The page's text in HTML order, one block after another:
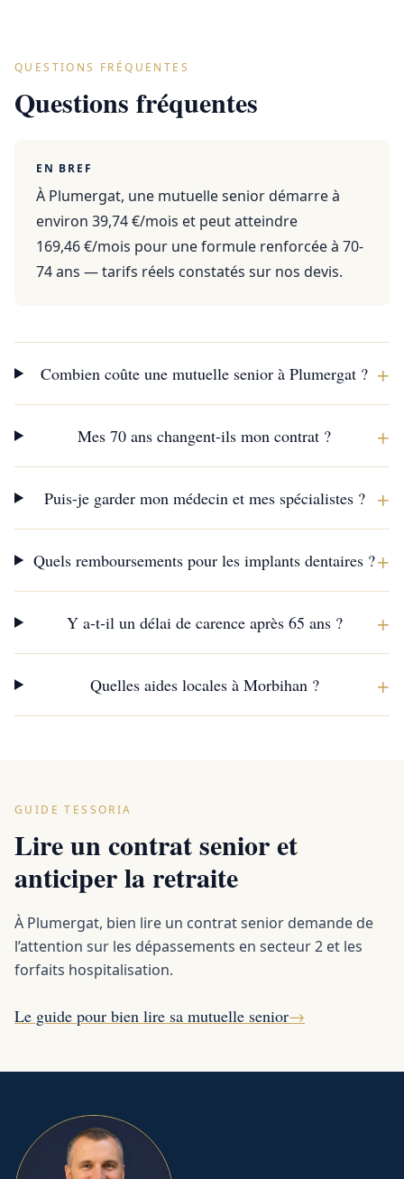
QUESTIONS FRÉQUENTES
Questions fréquentes
EN BREF
À Plumergat, une mutuelle senior démarre à
environ 39,74 €/mois et peut atteindre
169,46 €/mois pour une formule renforcée à 70-
74 ans — tarifs réels constatés sur nos devis.
Combien coûte une mutuelle senior à Plumergat ? +
Mes 70 ans changent-ils mon contrat ? +
Puis-je garder mon médecin et mes spécialistes ? +
Quels remboursements pour les implants dentaires ?+
Y a-t-il un délai de carence après 65 ans ? +
Quelles aides locales à Morbihan ? +
GUIDE TESSORIA
Lire un contrat senior et
anticiper la retraite
À Plumergat, bien lire un contrat senior demande de
l’attention sur les dépassements en secteur 2 et les
forfaits hospitalisation.
Le guide pour bien lire sa mutuelle senior→